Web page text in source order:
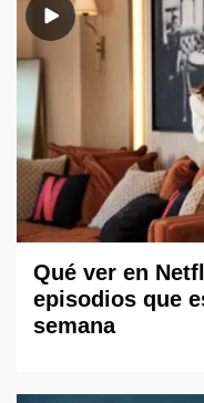
Qué ver en
episodios que
semana